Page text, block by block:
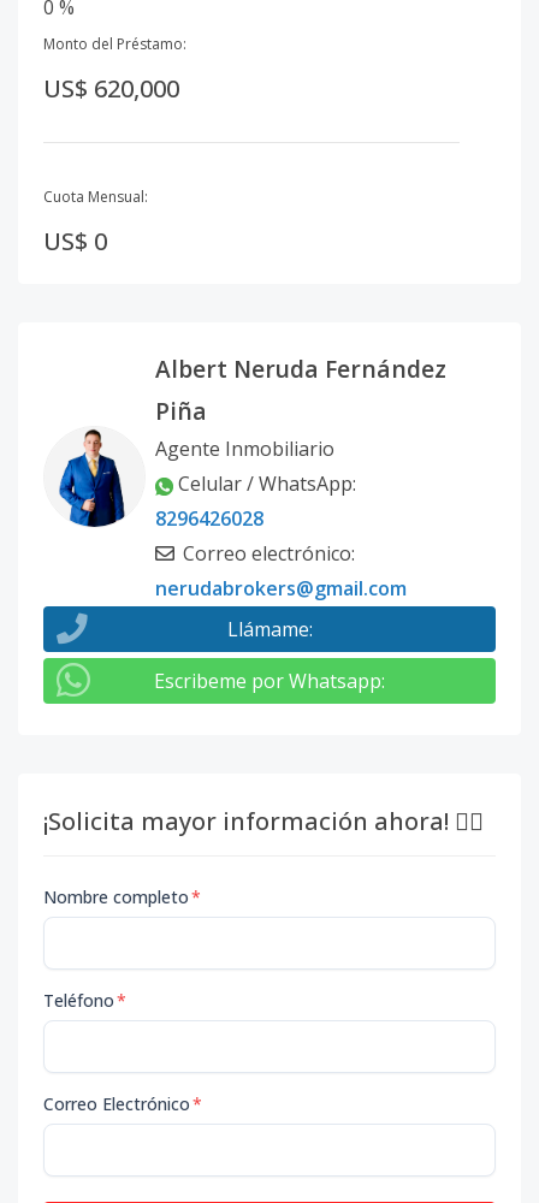
0 %
Monto del Préstamo:
US$ 620,000
Cuota Mensual:
US$ 0
Albert Neruda Fernández
Piña
Agente Inmobiliario
Celular / WhatsApp:
8296426028
Correo electrónico:
nerudabrokers@gmail.com
Llámame:
Escribeme por Whatsapp:
¡Solicita mayor información ahora! 👇🏽
Nombre completo*
Teléfono*
Correo Electrónico*